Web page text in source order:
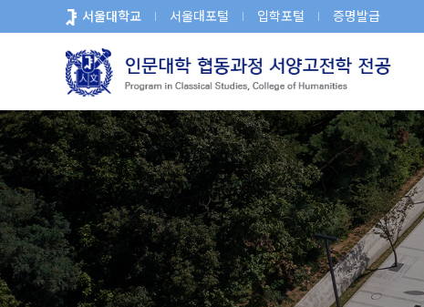
로
뉴
서울대학교 서울대포털 입학포털 증명발급